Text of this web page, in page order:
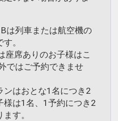
Bは列車または航空機の
。
座席ありのお子様はこ
ではご予約できませ
ンはおとな1名につき2
様は1名、1予約につき2
す。